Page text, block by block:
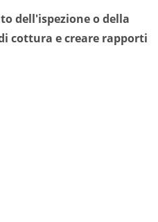
dell'ispezione o della
cottura e creare rapporti